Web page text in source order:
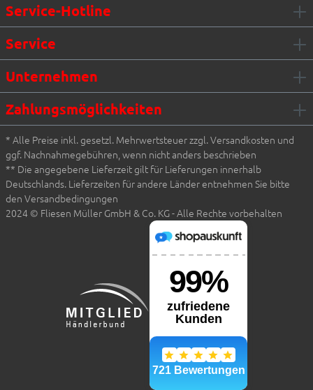
Service-Hotline
Service
Unternehmen
Zahlungsmöglichkeiten
* Alle Preise inkl. gesetzl. Mehrwertsteuer zzgl. Versandkosten und
ggf. Nachnahmegebühren, wenn nicht anders beschrieben
** Die angegebene Lieferzeit gilt für Lieferungen innerhalb
Deutschlands. Lieferzeiten für andere Länder entnehmen Sie bitte
den Versandbedingungen
2024 © Fliesen Müller GmbH & Co. KG - Alle Rechte vorbehalten